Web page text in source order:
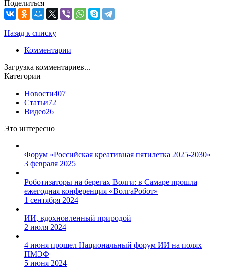
Поделиться
Назад к списку
Комментарии
Загрузка комментариев...
Категории
Новости407
Статьи72
Видео26
Это интересно
Форум «Российская креативная пятилетка 2025-2030»
3 февраля 2025
Роботизаторы на берегах Волги: в Самаре прошла
ежегодная конференция «ВолгаРобот»
1 сентября 2024
ИИ, вдохновленный природой
2 июля 2024
4 июня прошел Национальный форум ИИ на полях
ПМЭФ
5 июня 2024